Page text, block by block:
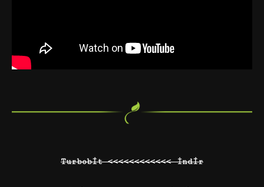
Turbobit <<<<<<<<<<<< İndir